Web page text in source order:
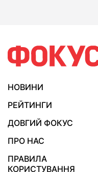
НОВИНИ
РЕЙТИНГИ
ДОВГИЙ ФОКУС
ПРО НАС
ПРАВИЛА
КОРИСТУВАННЯ